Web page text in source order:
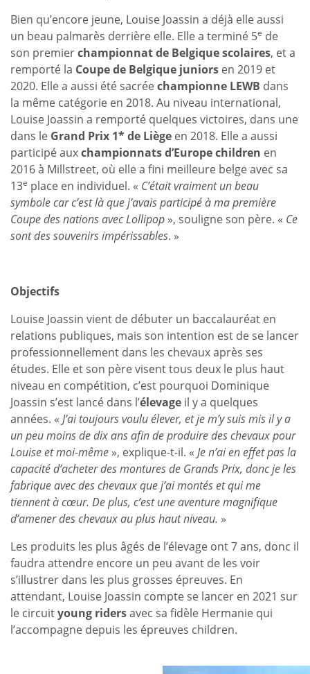
Bien qu’encore jeune, Louise Joassin a déjà elle aussi
un beau palmarès derrière elle. Elle a terminé 5e de
son premierchampionnat de Belgique scolaires, et a
remporté la Coupe de Belgique juniors en 2019 et
2020. Elle a aussi été sacréechampionne LEWB dans
la même catégorie en 2018. Au niveau international,
Louise Joassin a remporté quelques victoires, dans une
dans le Grand Prix 1* de Liège en 2018. Elle a aussi
participé auxchampionnats d’Europe children en
2016 à Millstreet, où elle a fini meilleure belge avec sa
13e place en individuel. « C’était vraiment un beau
symbole car c’est là que j’avais participé à ma première
Coupe des nations avec Lollipop », souligne son père. « Ce
sont des souvenirs impérissables. »
Objectifs
Louise Joassin vient de débuter un baccalauréat en
relations publiques, mais son intention est de se lancer
professionnellement dans les chevaux après ses
études. Elle et son père visent tous deux le plus haut
niveau en compétition, c’est pourquoi Dominique
Joassin s’est lancé dans l’élevage il y a quelques
années. « J’ai toujours voulu élever, et je m’y suis mis il y a
un peu moins de dix ans afin de produire des chevaux pour
Louise et moi-même », explique-t-il. « Je n’ai en effet pas la
capacité d’acheter des montures de Grands Prix, donc je les
fabrique avec des chevaux que j’ai montés et qui me
tiennent à cœur. De plus, c’est une aventure magnifique
d’amener des chevaux au plus haut niveau. »
Les produits les plus âgés de l’élevage ont 7 ans, donc il
faudra attendre encore un peu avant de les voir
s’illustrer dans les plus grosses épreuves. En
attendant, Louise Joassin compte se lancer en 2021 sur
le circuityoung ridersavec sa fidèle Hermanie qui
l’accompagne depuis les épreuves children.